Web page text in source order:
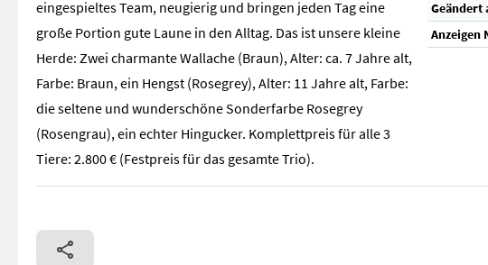
eingespieltes Team, neugierig und bringen jeden Tag eine
große Portion gute Laune in den Alltag. Das ist unsere kleine
Herde: Zwei charmante Wallache (Braun), Alter: ca. 7 Jahre alt,
Farbe: Braun, ein Hengst (Rosegrey), Alter: 11 Jahre alt, Farbe:
die seltene und wunderschöne Sonderfarbe Rosegrey
(Rosengrau), ein echter Hingucker. Komplettpreis für alle 3
Tiere: 2.800 € (Festpreis für das gesamte Trio).
Geändert
Anzeigen